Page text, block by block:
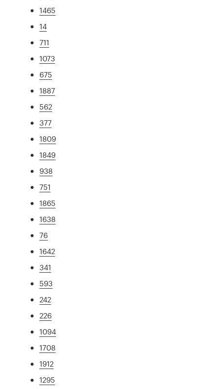
1465
14
711
1073
675
1887
562
377
1809
1849
938
751
1865
1638
76
1642
341
593
242
226
1094
1708
1912
1295